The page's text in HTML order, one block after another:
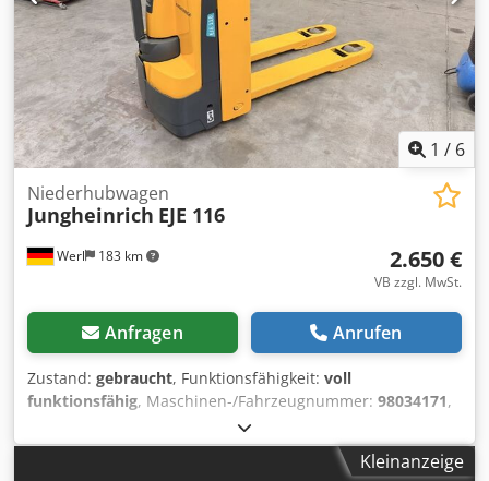
1 / 6
Werl 183 km
Niederhubwagen
Jungheinrich EJE 116
2.650 €
VB zzgl. MwSt.
Anfragen Anrufen
Zustand: gebraucht, Funktionsfähigkeit: voll
funktionsfähig, Maschinen-/Fahrzeugnummer: 98034171,
, Betriebsstunden:
kg, Kraftstofftyp:elektrisch, Antriebsart:Elektro,
Niederhubwagen Fahrgestellnummer: 98034171Kleinanzeige